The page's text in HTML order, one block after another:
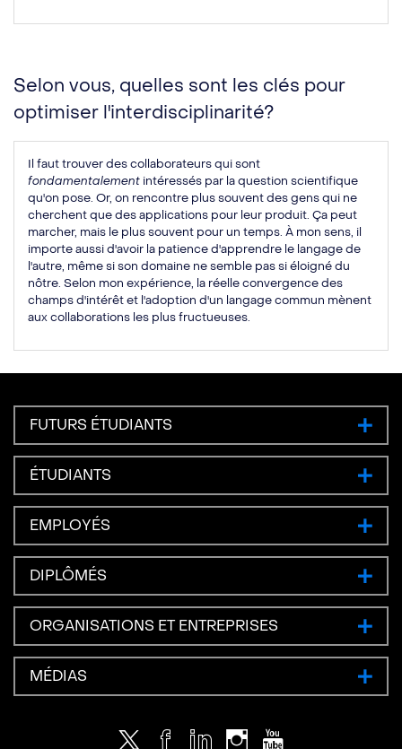
Selon vous, quelles sont les clés pour
optimiser l'interdisciplinarité?
Il faut trouver des collaborateurs qui sont
fondamentalement intéressés par la question scientifique
qu'on pose. Or, on rencontre plus souvent des gens qui ne
cherchent que des applications pour leur produit. Ça peut
marcher, mais le plus souvent pour un temps. À mon sens, il
importe aussi d'avoir la patience d'apprendre le langage de
l'autre, même si son domaine ne semble pas si éloigné du
nôtre. Selon mon expérience, la réelle convergence des
champs d'intérêt et l'adoption d'un langage commun mènent
aux collaborations les plus fructueuses.
FUTURS ÉTUDIANTS
ÉTUDIANTS
EMPLOYÉS
DIPLÔMÉS
ORGANISATIONS ET ENTREPRISES
MÉDIAS
Twitter Facebook
LinkedInInstagramYoutube